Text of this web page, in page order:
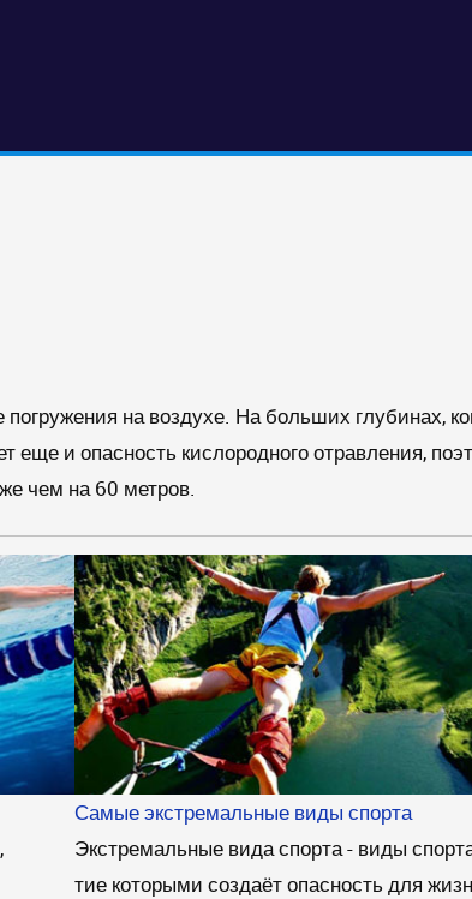
погружения на воздухе. На больших глубинах,
еще и опасность кислородного отравления,
чем на 60 метров.
Самые экстремальные виды спорта
Экстремальные вида спорта - ви­ды
тие ко­то­ры­ми соз­да­ёт опас­ность для